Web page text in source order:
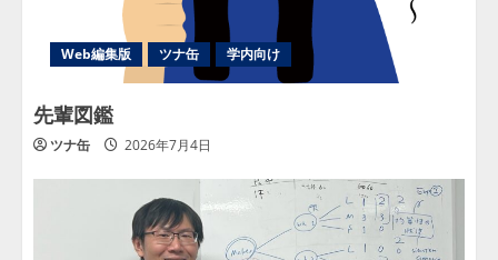
Web編集版 ツナ缶 学内向け
先輩図鑑
ツナ缶 2026年7月4日